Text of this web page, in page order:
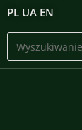
PL UA EN